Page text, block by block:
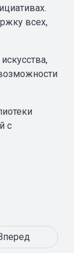
всех,
с